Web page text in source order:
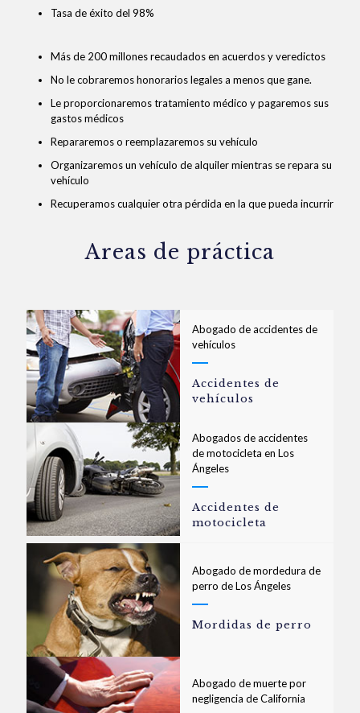
Tasa de éxito del 98%
Más de 200 millones recaudados en acuerdos y veredictos
No le cobraremos honorarios legales a menos que gane.
Le proporcionaremos tratamiento médico y pagaremos sus
gastos médicos
Repararemos o reemplazaremos su vehículo
Organizaremos un vehículo de alquiler mientras se repara su
vehículo
Recuperamos cualquier otra pérdida en la que pueda incurrir
Areas de práctica
Abogado de accidentes de
vehículos
Accidentes de
vehículos
Abogados de accidentes
de motocicleta en Los
Ángeles
Accidentes de
motocicleta
Abogado de mordedura de
perro de Los Ángeles
Mordidas de perro
Abogado de muerte por
negligencia de California